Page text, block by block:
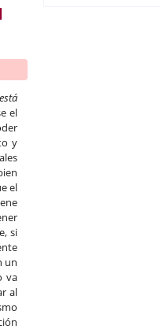
el
y
el
si
un
va
al